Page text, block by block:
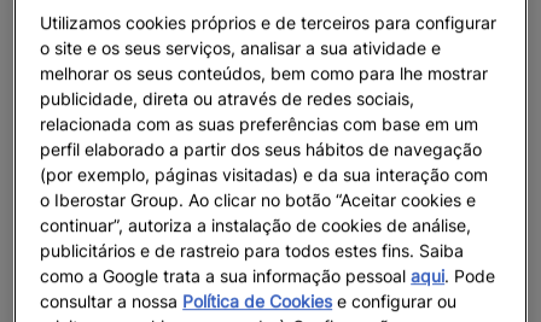
CÓDIGO PROMOCIONAL: LASTMINUTE
Iberostar Selection Anthelia
ATÉ 20%
CÓDIGO PROMOCIONAL: LASTMINUTE
Iberostar Selection Kantaoui Bay |
Sousse
ATÉ 0 €
Utilizamos cookies próprios e de terceiros para configurar
o site e os seus serviços, analisar a sua atividade e
melhorar os seus conteúdos, bem como para lhe mostrar
publicidade, direta ou através de redes sociais,
relacionada com as suas preferências com base em um
perfil elaborado a partir dos seus hábitos de navegação
(por exemplo, páginas visitadas) e da sua interação com
o Iberostar Group. Ao clicar no botão “Aceitar cookies e
continuar”, autoriza a instalação de cookies de análise,
publicitários e de rastreio para todos estes fins. Saiba
como a Google trata a sua informação pessoalaqui. Pode
consultar a nossa Política de Cookiese configurar ou